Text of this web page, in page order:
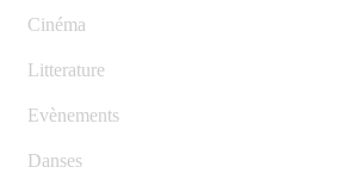
Cinéma
Litterature
Evènements
Danses